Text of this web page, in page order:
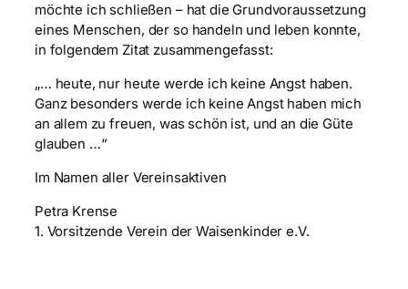
möchte ich schließen – hat die Grundvoraussetzung
eines Menschen, der so handeln und leben konnte,
in folgendem Zitat zusammengefasst:
„… heute, nur heute werde ich keine Angst haben.
Ganz besonders werde ich keine Angst haben mich
an allem zu freuen, was schön ist, und an die Güte
glauben …“
Im Namen aller Vereinsaktiven
Petra Krense
1. Vorsitzende Verein der Waisenkinder e.V.